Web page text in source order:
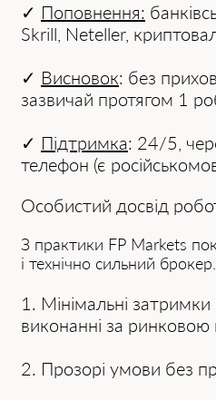
✓ Поповнення:
Skrill, Neteller,
✓ Висновок: без
зазвичай протягом 1
✓ Підтримка: 24/5,
телефон (є
Особистий досвід
З практики FP Mаrkets
і технічно сильний брокер.
1. Мінімальні затримки
виконанні за ринковою
2. Прозорі умови без